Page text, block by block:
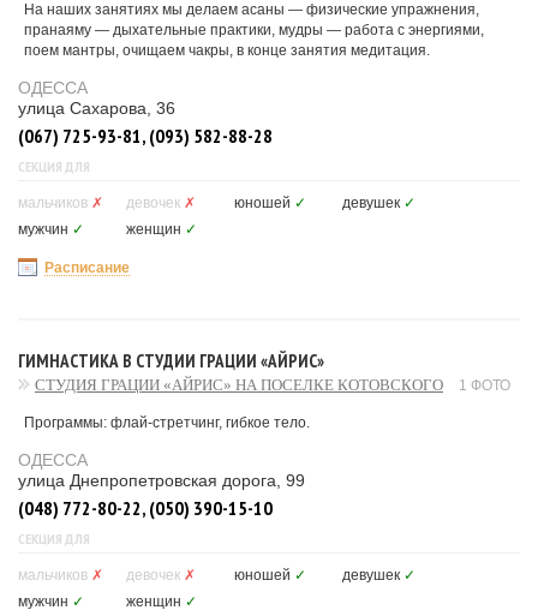
На наших занятиях мы делаем асаны — физические упражнения,
пранаяму — дыхательные практики, мудры — работа с энергиями,
поем мантры, очищаем чакры, в конце занятия медитация.
ОДЕССА
улица Сахарова, 36
(067) 725-93-81, (093) 582-88-28
СЕКЦИЯ ДЛЯ
мальчиков ✗ девочек ✗ юношей ✓ девушек ✓
мужчин ✓ женщин ✓
Расписание
ГИМНАСТИКА В СТУДИИ ГРАЦИИ «АЙРИС»
СТУДИЯ ГРАЦИИ «АЙРИС» НА ПОСЕЛКЕ КОТОВСКОГО 1 ФОТО
Программы: флай-стретчинг, гибкое тело.
ОДЕССА
улица Днепропетровская дорога, 99
(048) 772-80-22, (050) 390-15-10
СЕКЦИЯ ДЛЯ
мальчиков ✗ девочек ✗ юношей ✓ девушек ✓
мужчин ✓ женщин ✓